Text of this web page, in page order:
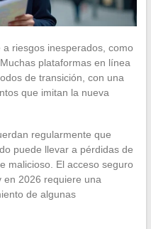
riesgos inesperados, como
plataformas en línea
de transición, con una
que imitan la nueva
regularmente que
puede llevar a pérdidas de
malicioso. El acceso seguro
en 2026 requiere una
de algunas